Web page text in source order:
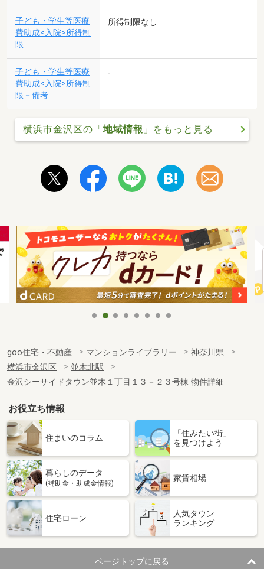
子ども・学生等医療
費助成<入院>所得制
限
所得制限なし
子ども・学生等医療
費助成<入院>所得制
限－備考
-
横浜市金沢区の「地域情報 」をもっと見る
goo住宅・不動産 マンションライブラリー
神奈川県
横浜市金沢区
並木北駅
金沢シーサイドタウン並木１丁目１３－２３号棟 物件詳細
お役立ち情報
住まいのコラム
「住みたい街」
を見つけよう
暮らしのデータ
(補助金・助成金情報)
家賃相場
住宅ローン
人気タウン
ランキング
ページトップに戻る